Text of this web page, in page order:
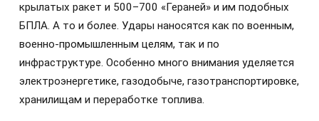
крылатых ракет и 500–700 «Гераней» и им подобных
БПЛА. А то и более. Удары наносятся как по военным,
военно-промышленным целям, так и по
инфраструктуре. Особенно много внимания уделяется
электроэнергетике, газодобыче, газотранспортировке,
хранилищам и переработке топлива.